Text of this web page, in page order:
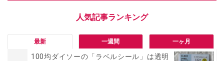
最新 一週間 一ヶ月
100均ダイソーの「ラベルシール」は透明